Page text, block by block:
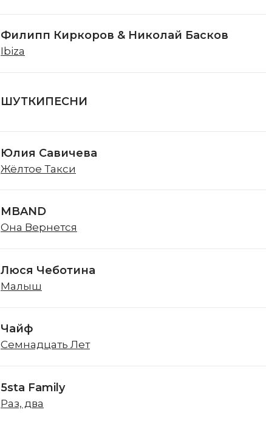
Филипп Киркоров & Николай Басков
Ibiza
ШУТКИПЕСНИ
Юлия Савичева
Жёлтое Такси
MBAND
Она Вернется
Люся Чеботина
Малыш
Чайф
Семнадцать Лет
5sta Family
Раз, два